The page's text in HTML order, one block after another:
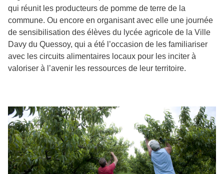
qui réunit les producteurs de pomme de terre de la
commune. Ou encore en organisant avec elle une journée
de sensibilisation des élèves du lycée agricole de la Ville
Davy du Quessoy, qui a été l’occasion de les familiariser
avec les circuits alimentaires locaux pour les inciter à
valoriser à l’avenir les ressources de leur territoire.